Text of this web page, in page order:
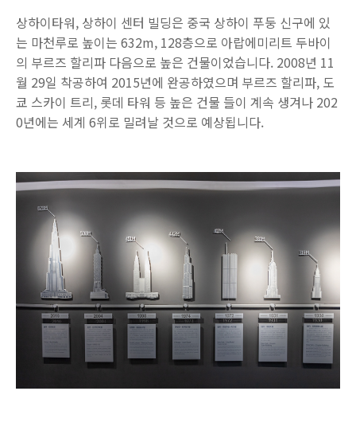
상하이타워, 상하이 센터 빌딩은 중국 상하이 푸둥 신구에 있
는 마천루로 높이는 632m, 128층으로 아랍에미리트 두바이
의 부르즈 할리파 다음으로 높은 건물이었습니다. 2008년 11
월 29일 착공하여 2015년에 완공하였으며 부르즈 할리파, 도
쿄 스카이 트리, 롯데 타워 등 높은 건물 들이 계속 생겨나 202
0년에는 세계 6위로 밀려날 것으로 예상됩니다.